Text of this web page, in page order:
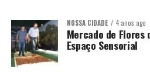
NOSSA CIDADE 4 anos ago
Mercado de Flores
Espaço Sensorial